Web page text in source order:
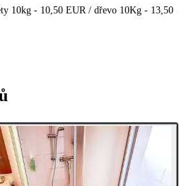
10kg - 10,50 EUR / dřevo 10Kg - 13,50